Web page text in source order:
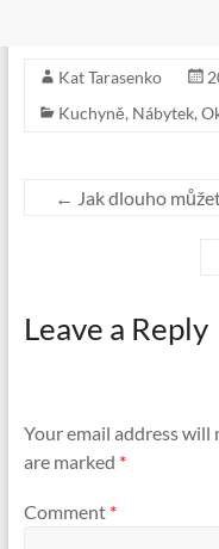
Kat Tarasenko
Kuchyně, Nábytek,
← Jak dlouho
Leave a Reply
Your email address will
are marked *
Comment *